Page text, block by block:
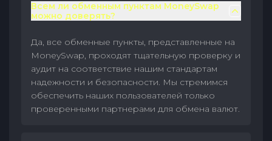
Всем ли обменным пунктам MoneySwap
можно доверять?
Да, все обменные пункты, представленные на
MoneySwap, проходят тщательную проверку и
аудит на соответствие нашим стандартам
надежности и безопасности. Мы стремимся
обеспечить наших пользователей только
проверенными партнерами для обмена валют.